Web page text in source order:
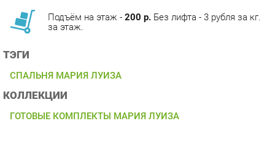
ТЭГИ
ОПИСАНИЕ